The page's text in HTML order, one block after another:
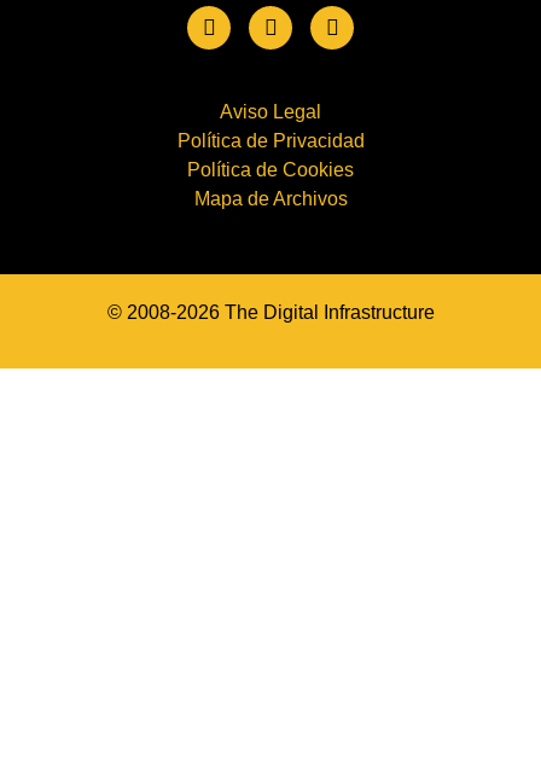
Aviso Legal
Política de Privacidad
Política de Cookies
Mapa de Archivos
© 2008-2026 The Digital Infrastructure